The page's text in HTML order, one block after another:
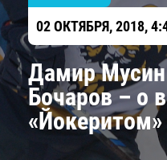
02 ОКТЯБРЯ, 2018,
​Дамир Мусин
Бочаров – о
«Йокеритом»